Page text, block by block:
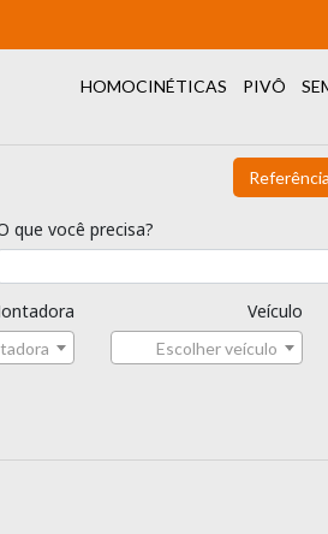
HOMOCINÉTICAS PIVÔ
Referência
que você precisa?
Veículo
Escolher veículo